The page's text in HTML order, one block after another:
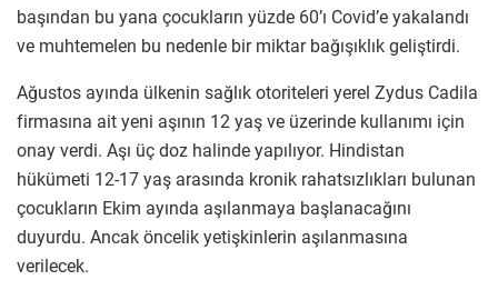
başından bu yana çocukların yüzde 60’ı Covid’e yakalandı
ve muhtemelen bu nedenle bir miktar bağışıklık geliştirdi.
Ağustos ayında ülkenin sağlık otoriteleri yerel Zydus Cadila
firmasına ait yeni aşının 12 yaş ve üzerinde kullanımı için
onay verdi. Aşı üç doz halinde yapılıyor. Hindistan
hükümeti 12-17 yaş arasında kronik rahatsızlıkları bulunan
çocukların Ekim ayında aşılanmaya başlanacağını
duyurdu. Ancak öncelik yetişkinlerin aşılanmasına
verilecek.